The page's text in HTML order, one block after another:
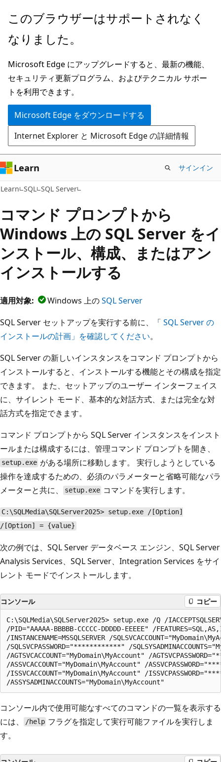
メ
ン
ン
テ
ン
ツ
に
ス
キ
ッ
プ
このブラウザーはサポートされなく
なりました。
Microsoft Edge にアップグレードすると、最新の機能、
セキュリティ更新プログラム、およびテクニカル サポー
トを利用できます。
Microsoft Edge をダウンロードする
Internet Explorer と Microsoft Edge の詳細情報
Learn サインイン
Learn SQL SQL Server
コマンド プロンプトから
Windows 上の SQL Server をイ
ンストール、構成、またはアン
インストールする
適用対象: Windows 上のSQL Server
SQL Server セットアップを実行する前に、「 SQL Server の
インストールの計画」を確認してください。
SQL Server の新しいインスタンスをコマンド プロンプトから
インストールすると、インストールする機能とその構成を指定
できます。 また、セットアップのユーザー インターフェイス
に、サイレント モード、基本的な対話方式、または完全な対
話方式を指定できます。
コマンド プロンプトから SQL Server インスタンスをインスト
ールまたは構成するには、管理コマンド プロンプトを開き、
setup.exe がある場所に移動します。 実行しようとしている
操作を達成するための、必須のパラメーターと省略可能なパラ
メーターと共に、
setup.exe コマンドを実行します。
C:\SQLMedia\SQLServer2025> setup.exe /[Option]
/[Option] = {value}
次の例では、SQL Server データベース エンジン、SQL Server
Analysis Services、SQL Server、Integration Services をサイ
レント モードでインストールします。
コンソール コピー
C:\SQLMedia\SQLServer2025> setup.exe /Q /
/PID="AAAAA-BBBBB-CCCCC-DDDDD-EEEEE" /
/INSTANCENAME=MSSQLSERVER /
/SQLSVCPASSWORD="************" /
/AGTSVCACCOUNT="MyDomain\MyAccount" /
/ASSVCACCOUNT="MyDomain\MyAccount" /
/ISSVCACCOUNT="MyDomain\MyAccount" /
コンソール内で使用可能なすべてのコマンドの一覧を表示する
には、
/help フラグを指定して実行可能ファイルを実行しま
す。